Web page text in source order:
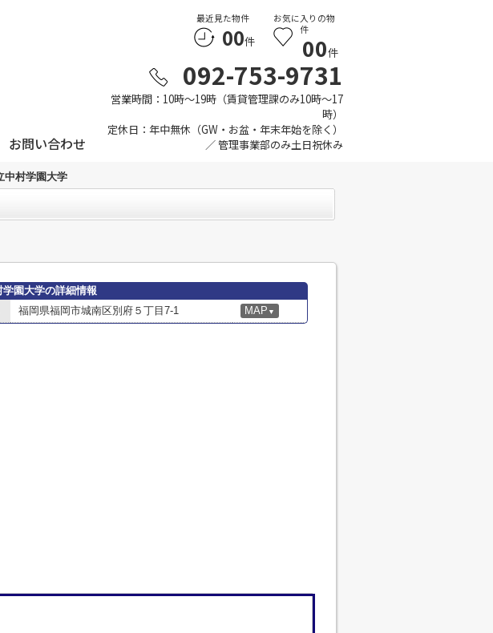
お問い合わせ
最近見た物件
00件
お気に入りの物
件
00件
092-753-9731
営業時間：10時～19時（賃貸管理課のみ10時～17
時）
定休日：年中無休（GW・お盆・年末年始を除く）
／ 管理事業部のみ土日祝休み
中村学園大学
学園大学の詳細情報
福岡県福岡市城南区別府５丁目7-1 MAP ▼